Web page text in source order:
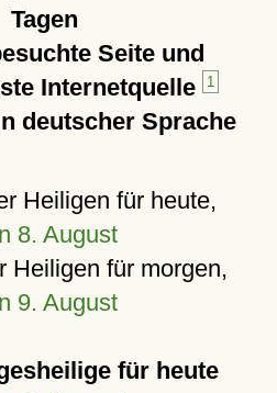
Tagen
Seite und
Internetquelle
1
deutscher Sprache
Heiligen für heute,
8. August
Heiligen für morgen,
9. August
für heute